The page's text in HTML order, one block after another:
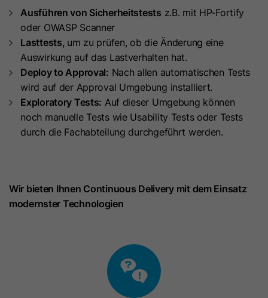
Ausführen von Sicherheitstests z.B. mit HP-Fortify
oder OWASP Scanner
Lasttests, um zu prüfen, ob die Änderung eine
Auswirkung auf das Lastverhalten hat.
Deploy to Approval: Nach allen automatischen Tests
wird auf der Approval Umgebung installiert.
Exploratory Tests: Auf dieser Umgebung können
noch manuelle Tests wie Usability Tests oder Tests
durch die Fachabteilung durchgeführt werden.
Wir bieten Ihnen Continuous Delivery mit dem Einsatz
modernster Technologien
auf der Kundenseite verfügbar zu
haben, um die Einwilligung auf der
Kundeseite durchsetzen zu können.
Name UID
Anbieter Scorecard research
Laufzeit 720 Tage
Nutzerrecherchen verwendet.
LinkedIn
30 Tage
Name hubspotutk
Anbieter HubSpot
Laufzeit 13 Monate
Dieses Cookie verfolgt die Identität
eines Besuchers. Dieses Cookie wird
bei der Einsendung eines Formulars
an die HubSpot-Software
aktuellen Besucher darzustellen.
HubSpot
30 Minuten